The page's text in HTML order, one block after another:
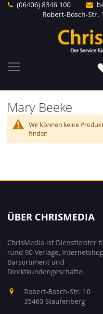
Direkt(06406) 8346 100
Robert-Bosch-Str.
Mary Beeke
Wir können keine
finden
ÜBER CHRISMEDIA
ChrisMedia ist Dienstleister
rund 90 Verlage,
Barsortiment und
Direktkundengeschäfte.
Robert-Bosch-Str. 10
35460 Staufenberg